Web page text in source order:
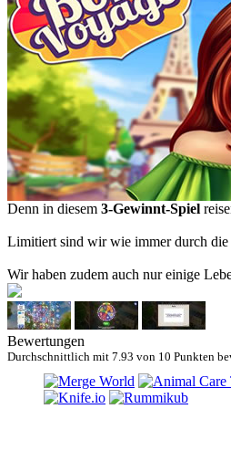
Denn in diesem 3-Gewinnt-Spiel
Limitiert sind wir wie immer durch
Wir haben zudem auch nur einige
Bewertungen
Durchschnittlich mit 7.93 von 10 Punkten